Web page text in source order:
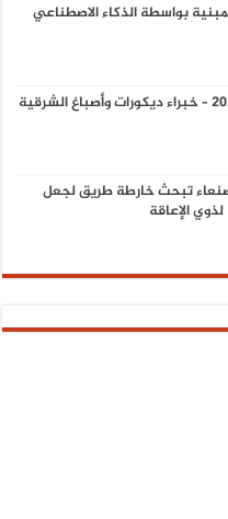
بواسطة الذكاء الاصطناعي
تبحث خارطة طريق لجعل
الإعاقة